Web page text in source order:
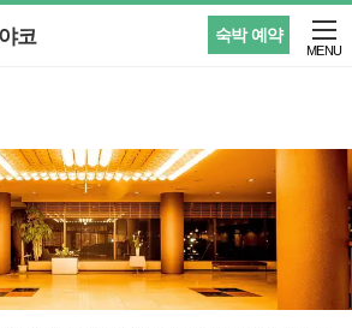
숙박 예약
코
MENU